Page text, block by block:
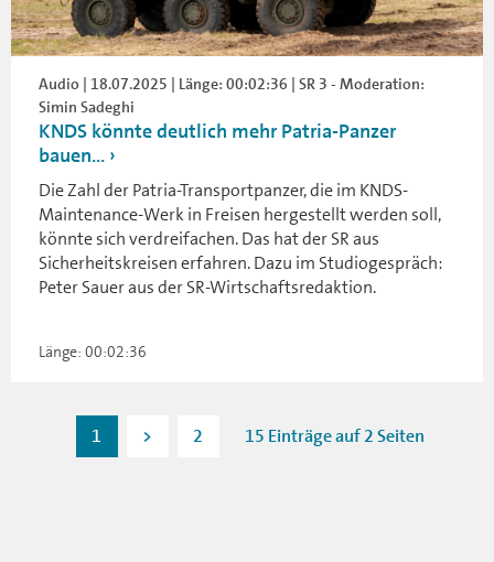
Audio | 18.07.2025 | Länge: 00:02:36 | SR 3 - Moderation:
Simin Sadeghi
KNDS könnte deutlich mehr Patria-Panzer
bauen...
Die Zahl der Patria-Transportpanzer, die im KNDS-
Maintenance-Werk in Freisen hergestellt werden soll,
könnte sich verdreifachen. Das hat der SR aus
Sicherheitskreisen erfahren. Dazu im Studiogespräch:
Peter Sauer aus der SR-Wirtschaftsredaktion.
Länge: 00:02:36
1 > 2 15 Einträge auf 2 Seiten